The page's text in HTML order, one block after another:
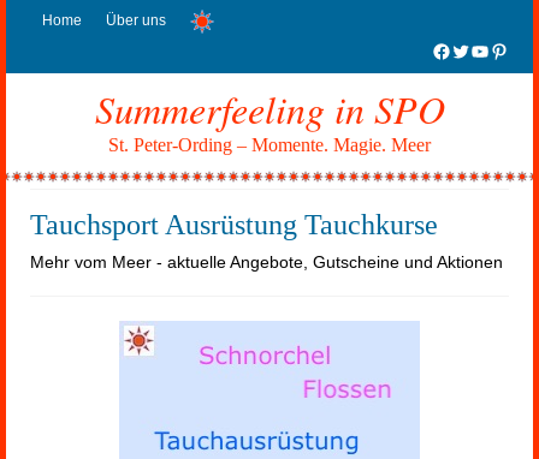
Home Über uns
Facebook
Twitter
Summerfeeling in SPO
St. Peter-Ording – Momente. Magie. Meer
Tauchsport Ausrüstung Tauchkurse
Mehr vom Meer - aktuelle Angebote, Gutscheine und Aktionen